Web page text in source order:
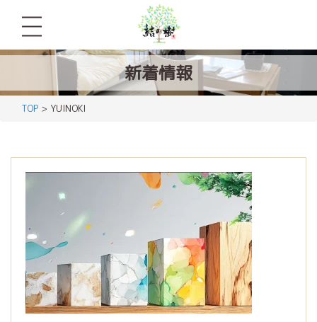
新着情報
TOP > YUINOKI